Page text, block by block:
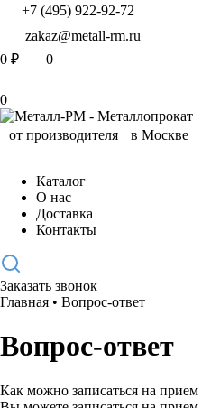
+7 (495) 922-92-72
zakaz@metall-rm.ru
0 ₽ 0
0
Каталог
О нас
Доставка
Контакты
Заказать звонок
Главная • Вопрос-ответ
Вопрос-ответ
Как можно записаться на прием